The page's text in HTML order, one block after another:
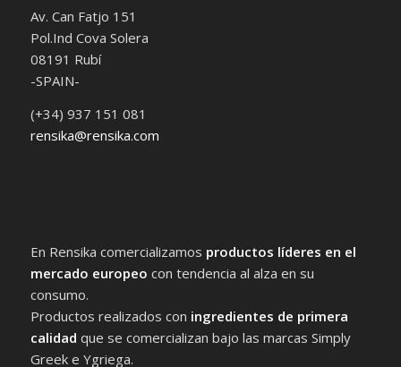
Av. Can Fatjo 151
Pol.Ind Cova Solera
08191 Rubí
-SPAIN-
(+34) 937 151 081
rensika@rensika.com
En Rensika comercializamos productos líderes en el
mercado europeo con tendencia al alza en su
consumo.
Productos realizados con ingredientes de primera
calidad que se comercializan bajo las marcas Simply
Greek e Ygriega.